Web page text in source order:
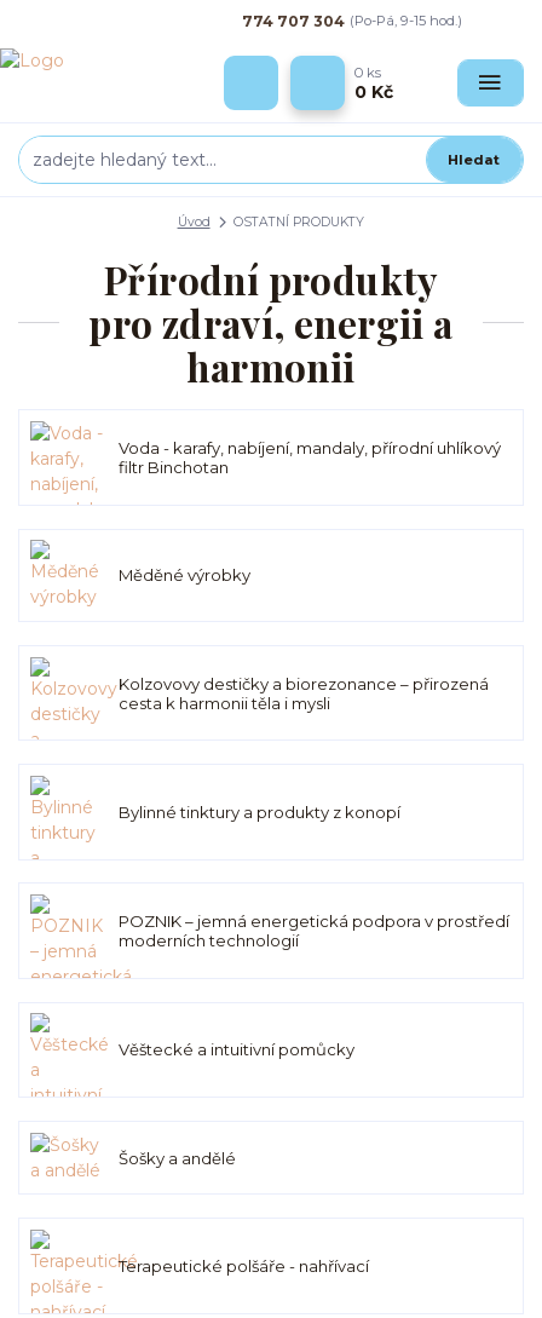
Hledat
774 707 304 (Po-Pá, 9-15 hod.)
0 ks
0 Kč
Úvod OSTATNÍ PRODUKTY
Přírodní produkty
pro zdraví, energii a
harmonii
Voda - karafy, nabíjení, mandaly, přírodní uhlíkový
filtr Binchotan
Měděné výrobky
Kolzovovy destičky a biorezonance – přirozená
cesta k harmonii těla i mysli
Bylinné tinktury a produkty z konopí
POZNIK – jemná energetická podpora v prostředí
moderních technologií
Věštecké a intuitivní pomůcky
Šošky a andělé
Terapeutické polšáře - nahřívací